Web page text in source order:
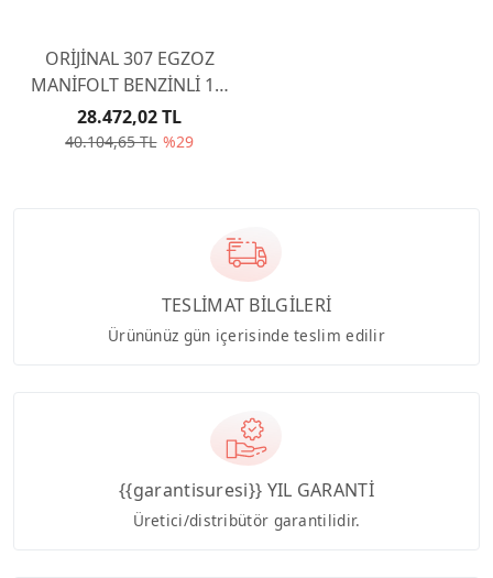
ORİJİNAL 307 EGZOZ
MANİFOLT BENZİNLİ 1.6
16V TU5JP4 0341G2
40.104,65 TL %29
28.472,02 TL
TESLİMAT BİLGİLERİ
Ürününüz gün içerisinde teslim edilir
{{garantisuresi}} YIL GARANTİ
Üretici/distribütör garantilidir.